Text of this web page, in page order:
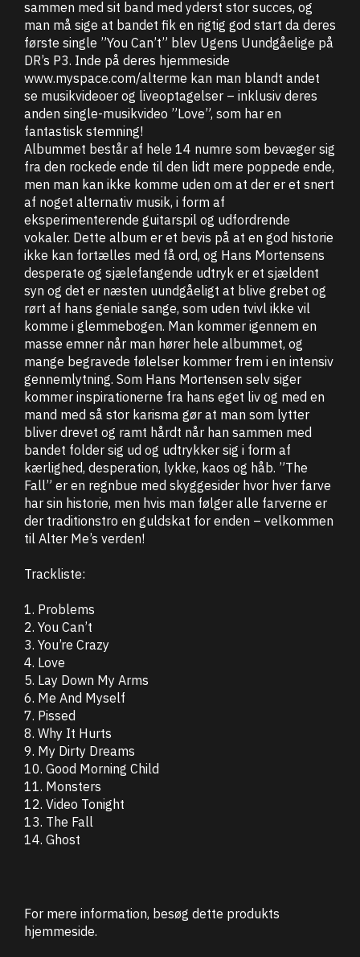
sammen med sit band med yderst stor succes, og
man må sige at bandet fik en rigtig god start da deres
første single ”You Can’t” blev Ugens Uundgåelige på
DR’s P3. Inde på deres hjemmeside
www.myspace.com/alterme kan man blandt andet
se musikvideoer og liveoptagelser – inklusiv deres
anden single-musikvideo ”Love”, som har en
fantastisk stemning!
Albummet består af hele 14 numre som bevæger sig
fra den rockede ende til den lidt mere poppede ende,
men man kan ikke komme uden om at der er et snert
af noget alternativ musik, i form af
eksperimenterende guitarspil og udfordrende
vokaler. Dette album er et bevis på at en god historie
ikke kan fortælles med få ord, og Hans Mortensens
desperate og sjælefangende udtryk er et sjældent
syn og det er næsten uundgåeligt at blive grebet og
rørt af hans geniale sange, som uden tvivl ikke vil
komme i glemmebogen. Man kommer igennem en
masse emner når man hører hele albummet, og
mange begravede følelser kommer frem i en intensiv
gennemlytning. Som Hans Mortensen selv siger
kommer inspirationerne fra hans eget liv og med en
mand med så stor karisma gør at man som lytter
bliver drevet og ramt hårdt når han sammen med
bandet folder sig ud og udtrykker sig i form af
kærlighed, desperation, lykke, kaos og håb. ”The
Fall” er en regnbue med skyggesider hvor hver farve
har sin historie, men hvis man følger alle farverne er
der traditionstro en guldskat for enden – velkommen
til Alter Me’s verden!
Trackliste:
1. Problems
2. You Can’t
3. You’re Crazy
4. Love
5. Lay Down My Arms
6. Me And Myself
7. Pissed
8. Why It Hurts
9. My Dirty Dreams
10. Good Morning Child
11. Monsters
12. Video Tonight
13. The Fall
14. Ghost
For mere information, besøg dette produkts
hjemmeside.